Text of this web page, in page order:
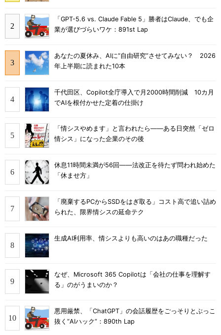
「GPT-5.6 vs. Claude Fable 5」勝者はClaude、でも企
業が選びづらいワケ：891st Lap
あなたの夏休み、AIに“自由研究”させてみない？ 2026
年上半期に読まれた10本
千代田区、Copilot全庁導入で月2000時間削減 10カ月
でAIを根付かせた定着の仕掛け
「情シスやめます」と言われたら――ある日突然「ゼロ
情シス」になった企業のその後
休息11時間未満が56回――法改正を待たず問われ始めた
「休ませ方」
「廃棄するPCからSSDをはぎ取る」コスト高で追い詰め
られた、限界情シスの延命テク
生成AI利用率、情シスよりも高いのはあの職種だった
なぜ、Microsoft 365 Copilotは「会社の仕事を理解す
る」のがうまいのか？
悪用厳禁、「ChatGPT」の会話履歴をごっそりとぶっこ
抜く“AIハック”：890th Lap